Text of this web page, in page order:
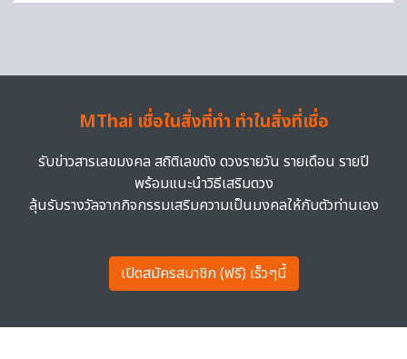
MThai เชื่อในสิ่งที่ทำ ทำในสิ่งที่เชื่อ
รับข่าวสารเลขมงคล สถิติเลขดัง ดวงรายวัน รายเดือน รายปี
พร้อมแนะนำวิธีเสริมดวง
ลุ้นรับรางวัลจากกิจกรรมเสริมความเป็นมงคลให้กับตัวท่านเอง
เปิดสมัครสมาชิก (ฟรี) เร็วๆนี้